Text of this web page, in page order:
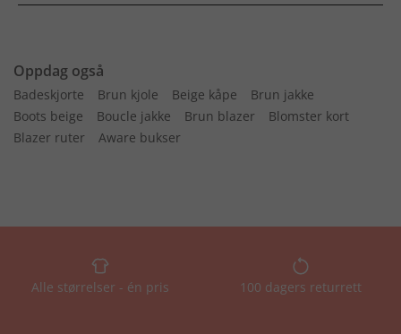
Oppdag også
Badeskjorte Brun kjole Beige kåpe
Brun jakke
Boots beige
Boucle jakke Brun blazer
Blomster kort
Blazer ruter
Aware bukser
Alle størrelser - én pris 100 dagers returrett